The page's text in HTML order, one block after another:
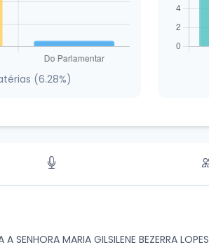
(6.28%)
MARIA GILSILENE BEZERRA LOPES